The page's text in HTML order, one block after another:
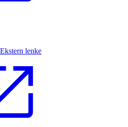
Ekstern lenke